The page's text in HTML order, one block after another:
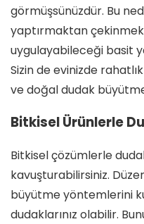
görmüşsünüzdür. Bu
yaptırmaktan
uygulayabileceği basit
Sizin de evinizde
ve doğal dudak
Bitkisel Ürünlerle
Bitkisel çözümlerle
kavuşturabilirsiniz.
büyütme yöntemlerini
dudaklarınız olabilir.